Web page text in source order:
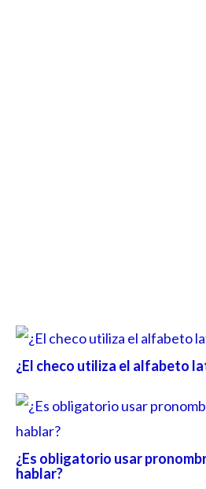
¿El checo utiliza el alfabeto
¿Es obligatorio usar
hablar?